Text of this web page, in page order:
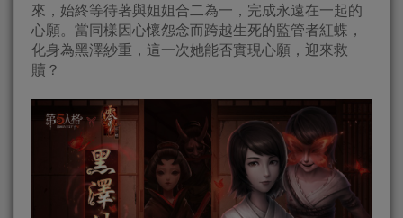
來，始終等待著與姐姐合二為一，完成永遠在一起的
心願。當同樣因心懷怨念而跨越生死的監管者紅蝶，
化身為黑澤紗重，這一次她能否實現心願，迎來救
贖？